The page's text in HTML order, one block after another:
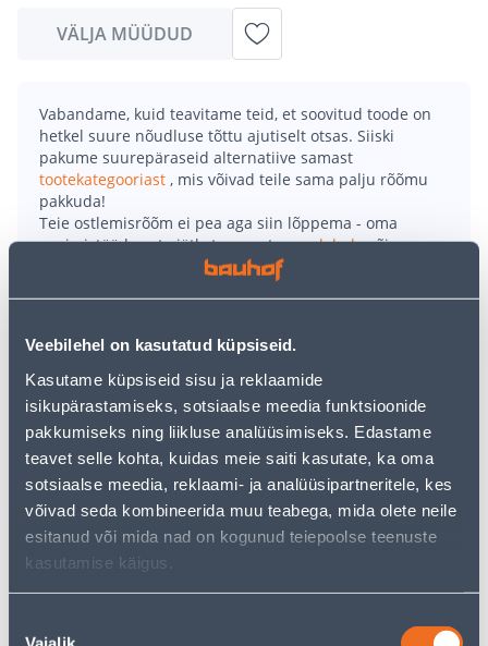
Veebilehel on kasutatud küpsiseid.
Kasutame küpsiseid sisu ja reklaamide
isikupärastamiseks, sotsiaalse meedia funktsioonide
pakkumiseks ning liikluse analüüsimiseks. Edastame
teavet selle kohta, kuidas meie saiti kasutate, ka oma
sotsiaalse meedia, reklaami- ja analüüsipartneritele, kes
võivad seda kombineerida muu teabega, mida olete neile
esitanud või mida nad on kogunud teiepoolse teenuste
kasutamise käigus.
VÄLJA MÜÜDUD
Vabandame, kuid teavitame teid, et soovitud toode on
hetkel suure nõudluse tõttu ajutiselt otsas. Siiski
pakume suurepäraseid alternatiive samast
tootekategooriast , mis võivad teile sama palju rõõmu
pakkuda!
Teie ostlemisrõõm ei pea aga siin lõppema - oma
uurimistööd saate jätkata, naastesavalehelevõi
kasutades meie võimsat otsingufunktsiooni, et leida
veelgi meelepärasemad valikuid. Head ostlemist!
• Hüdroisolatsioonmastiks keraamiliste plaatide aluste
seina- ja põrandapindade kaitsmiseks niiskuse
sissetungimise eest sisetöödel.
• Nakkub hästi kõikide tavapäraste ehituses esinevate
aluspindadega.
• Väga elastne, sobib kasutamiseks ka põrandaküttel.
• Kogus 1,5 kg.
• 14-päevane tagastusõigus.